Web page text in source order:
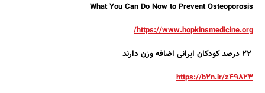
What You Can Do Now to Prevent Osteoporosis
https://www.hopkinsmedicine.org/
https://b2n.ir/z49823